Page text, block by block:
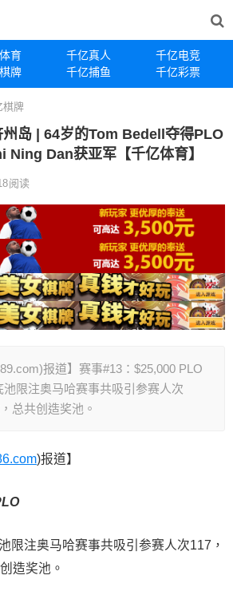
育 千亿真人
千亿电竞
牌 千亿捕鱼 千亿彩票
棋牌
州岛 | 64岁的Tom Bedell夺得PLO
Ning Dan获亚军【千亿体育】
阅读
报道】赛事#13：$25,000 PLO
限注奥马哈赛事共吸引参赛人次
总共创造奖池。
)报道】
限注奥马哈赛事共吸引参赛人次117，
造奖池。